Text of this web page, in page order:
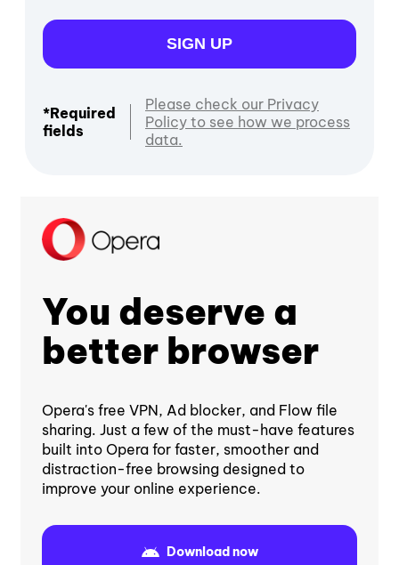
SIGN UP
*Required
fields
Please check our Privacy
Policy to see how we process
data.
You deserve a
better browser
Opera's free VPN, Ad blocker, and Flow file
sharing. Just a few of the must-have features
built into Opera for faster, smoother and
distraction-free browsing designed to
improve your online experience.
Download now